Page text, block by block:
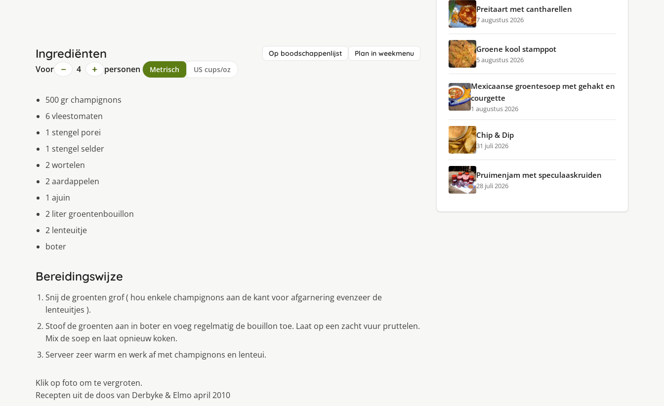
Ingrediënten Op boodschappenlijst Plan in weekmenu
Voor − 4 + personen Metrisch US cups/oz
500 gr champignons
6 vleestomaten
1 stengel porei
1 stengel selder
2 wortelen
2 aardappelen
1 ajuin
2 liter groentenbouillon
2 lenteuitje
boter
Bereidingswijze
Snij de groenten grof ( hou enkele champignons aan de kant voor afgarnering evenzeer de
lenteuitjes ).
Stoof de groenten aan in boter en voeg regelmatig de bouillon toe. Laat op een zacht vuur pruttelen.
Mix de soep en laat opnieuw koken.
Serveer zeer warm en werk af met champignons en lenteui.
Klik op foto om te vergroten.
Recepten uit de doos van Derbyke & Elmo april 2010
Preitaart met cantharellen
7 augustus 2026
Groene kool stamppot
5 augustus 2026
Mexicaanse groentesoep met gehakt en
courgette
1 augustus 2026
Chip & Dip
31 juli 2026
Pruimenjam met speculaaskruiden
28 juli 2026